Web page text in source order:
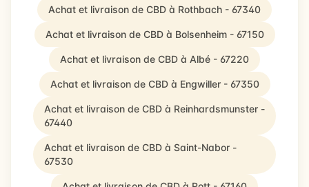
Achat et livraison de CBD à Rothbach - 67340
Achat et livraison de CBD à Bolsenheim - 67150
Achat et livraison de CBD à Albé - 67220
Achat et livraison de CBD à Engwiller - 67350
Achat et livraison de CBD à Reinhardsmunster -
67440
Achat et livraison de CBD à Saint-Nabor -
67530